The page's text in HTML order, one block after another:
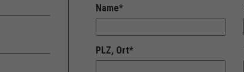
Name*
PLZ, Ort*